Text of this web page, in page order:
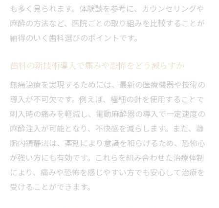
も多く見られます。体験談を参考に、カウンセリングや
麻酔の方法など、医院ごとの取り組みを比較することが
納得のいく歯科選びのポイントです。
歯科の新技術導入で痛みや恐怖をどう減らすか
無痛治療を実現するためには、最新の医療機器や技術の
導入が不可欠です。例えば、極細の針を使用することで
刺入時の痛みを軽減し、電動麻酔器の導入で一定速度の
麻酔注入が可能となり、不快感を減らします。また、静
脈内鎮静法は、薬剤により意識を和らげるため、恐怖心
が強い方にも有効です。これらを組み合わせた治療体制
により、痛みや恐怖を感じやすい方でも安心して治療を
受けることができます。